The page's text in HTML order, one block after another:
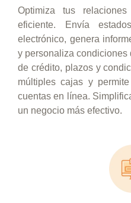
Optimiza tus
eficiente. Envía
electrónico, genera
y personaliza condiciones
de crédito, plazos y
múltiples cajas y
cuentas en línea.
un negocio más efectivo.